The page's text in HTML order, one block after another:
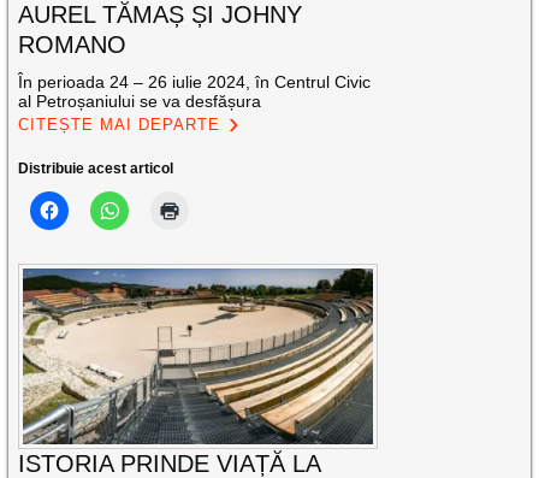
AUREL TĂMAȘ ȘI JOHNY
ROMANO
În perioada 24 – 26 iulie 2024, în Centrul Civic
al Petroșaniului se va desfășura
CITEȘTE MAI DEPARTE
Distribuie acest articol
ISTORIA PRINDE VIAȚĂ LA